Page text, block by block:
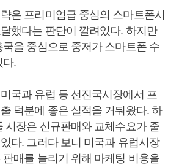
은 프리미엄급 중심의 스마트폰시
했다는 판단이 깔려있다. 하지만
을 중심으로 중저가 스마트폰 수
다.
국과 유럽 등 선진국시장에서 프
덕분에 좋은 실적을 거둬왔다. 하
시장은 신규판매와 교체수요가 줄
다. 그러다 보니 미국과 유럽시장
매를 늘리기 위해 마케팅 비용을